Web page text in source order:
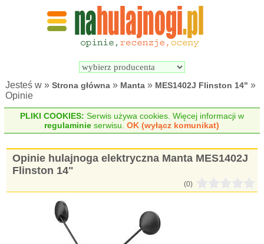
Wyszukiwarka
elektrycznych
Jesteś w »Strona główna » Manta » MES1402J Flinston 14" »
Opinie
PLIKI COOKIES: Serwis używa cookies. Więcej informacji w
regulaminie serwisu.OK (wyłącz komunikat)
Opinie hulajnoga elektryczna Manta MES1402J
Flinston 14"
(0)